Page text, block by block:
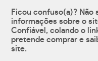
Ficou confuso(a)? Não
informações sobre o
Confiável, colando o
pretende comprar e
site.